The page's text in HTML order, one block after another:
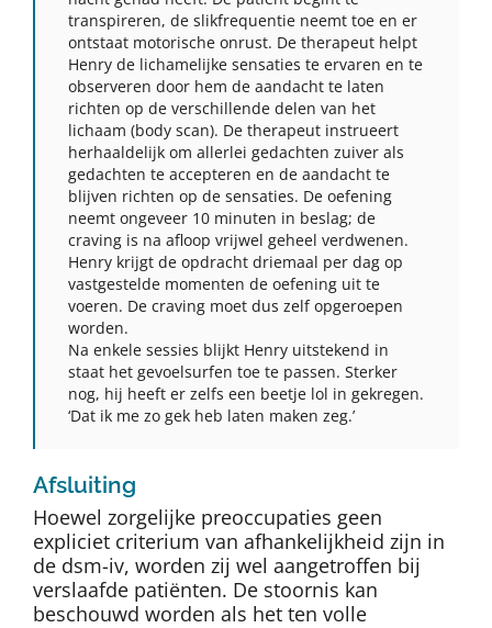
transpireren, de slikfrequentie neemt toe en er
ontstaat motorische onrust. De therapeut helpt
Henry de lichamelijke sensaties te ervaren en te
observeren door hem de aandacht te laten
richten op de verschillende delen van het
lichaam (body scan). De therapeut instrueert
herhaaldelijk om allerlei gedachten zuiver als
gedachten te accepteren en de aandacht te
blijven richten op de sensaties. De oefening
neemt ongeveer 10 minuten in beslag; de
craving is na afloop vrijwel geheel verdwenen.
Henry krijgt de opdracht driemaal per dag op
vastgestelde momenten de oefening uit te
voeren. De craving moet dus zelf opgeroepen
worden.
Na enkele sessies blijkt Henry uitstekend in
staat het gevoelsurfen toe te passen. Sterker
nog, hij heeft er zelfs een beetje lol in gekregen.
‘Dat ik me zo gek heb laten maken zeg.’
Afsluiting
Hoewel zorgelijke preoccupaties geen
expliciet criterium van afhankelijkheid zijn in
de dsm-iv, worden zij wel aangetroffen bij
verslaafde patiënten. De stoornis kan
beschouwd worden als het ten volle